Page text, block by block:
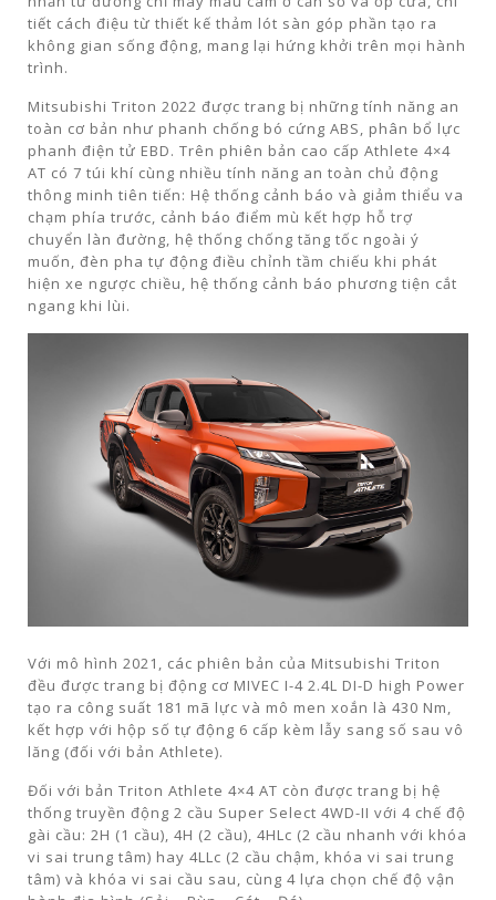
tiết cách điệu từ thiết kế thảm lót sàn góp phần tạo ra
không gian sống động, mang lại hứng khởi trên mọi hành
trình.
Mitsubishi Triton 2022 được trang bị những tính năng an
toàn cơ bản như phanh chống bó cứng ABS, phân bổ lực
phanh điện tử EBD. Trên phiên bản cao cấp Athlete 4×4
AT có 7 túi khí cùng nhiều tính năng an toàn chủ động
thông minh tiên tiến: Hệ thống cảnh báo và giảm thiểu va
chạm phía trước, cảnh báo điểm mù kết hợp hỗ trợ
chuyển làn đường, hệ thống chống tăng tốc ngoài ý
muốn, đèn pha tự động điều chỉnh tầm chiếu khi phát
hiện xe ngược chiều, hệ thống cảnh báo phương tiện cắt
ngang khi lùi.
Với mô hình 2021, các phiên bản của Mitsubishi Triton
đều được trang bị động cơ MIVEC I-4 2.4L DI-D high Power
tạo ra công suất 181 mã lực và mô men xoắn là 430 Nm,
kết hợp với hộp số tự động 6 cấp kèm lẫy sang số sau vô
lăng (đối với bản Athlete).
Đối với bản Triton Athlete 4×4 AT còn được trang bị hệ
thống truyền động 2 cầu Super Select 4WD-II với 4 chế độ
gài cầu: 2H (1 cầu), 4H (2 cầu), 4HLc (2 cầu nhanh với khóa
vi sai trung tâm) hay 4LLc (2 cầu chậm, khóa vi sai trung
tâm) và khóa vi sai cầu sau, cùng 4 lựa chọn chế độ vận